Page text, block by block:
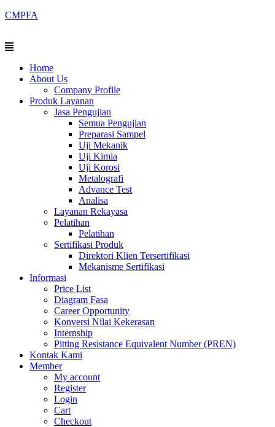
Skip
CMPFA
Menu
Home
About Us
Company Profile
Produk Layanan
Jasa Pengujian
Semua Pengujian
Preparasi Sampel
Uji Mekanik
Uji Kimia
Uji Korosi
Metalografi
Advance Test
Analisa
Layanan Rekayasa
Pelatihan
Pelatihan
Sertifikasi Produk
Direktori Klien Tersertifikasi
Mekanisme Sertifikasi
Informasi
Price List
Diagram Fasa
Career Opportunity
Konversi Nilai Kekerasan
Internship
Pitting Resistance Equivalent Number (PREN)
Kontak Kami
Member
My account
Register
Login
Cart
Checkout